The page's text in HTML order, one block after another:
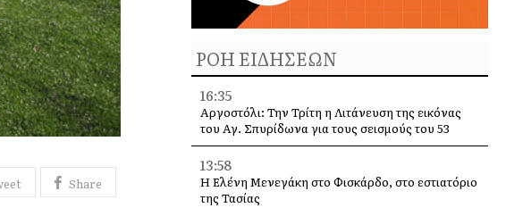
Share
ΡΟΗ ΕΙΔΗΣΕΩΝ
16:35
Αργοστόλι: Την Τρίτη η Λιτάνευση της εικόνας
του Αγ. Σπυρίδωνα για τους σεισμούς του 53
13:58
Η Ελένη Μενεγάκη στο Φισκάρδο, στο εστιατόριο
της Τασίας